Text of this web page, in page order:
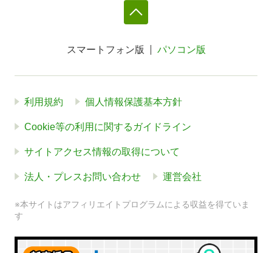
スマートフォン版 パソコン版
利用規約 個人情報保護基本方針
Cookie等の利用に関するガイドライン
サイトアクセス情報の取得について
法人・プレスお問い合わせ 運営会社
※本サイトはアフィリエイトプログラムによる収益を得ていま
す